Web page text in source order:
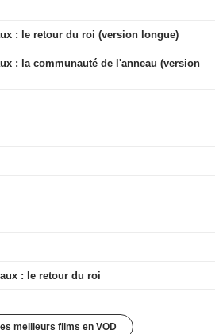
: le retour du roi (version longue)
: la communauté de l'anneau (version
: le retour du roi
meilleurs films en VOD